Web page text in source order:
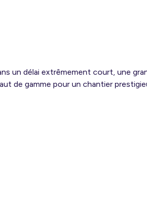
un délai extrêmement court, une
de gamme pour un chantier